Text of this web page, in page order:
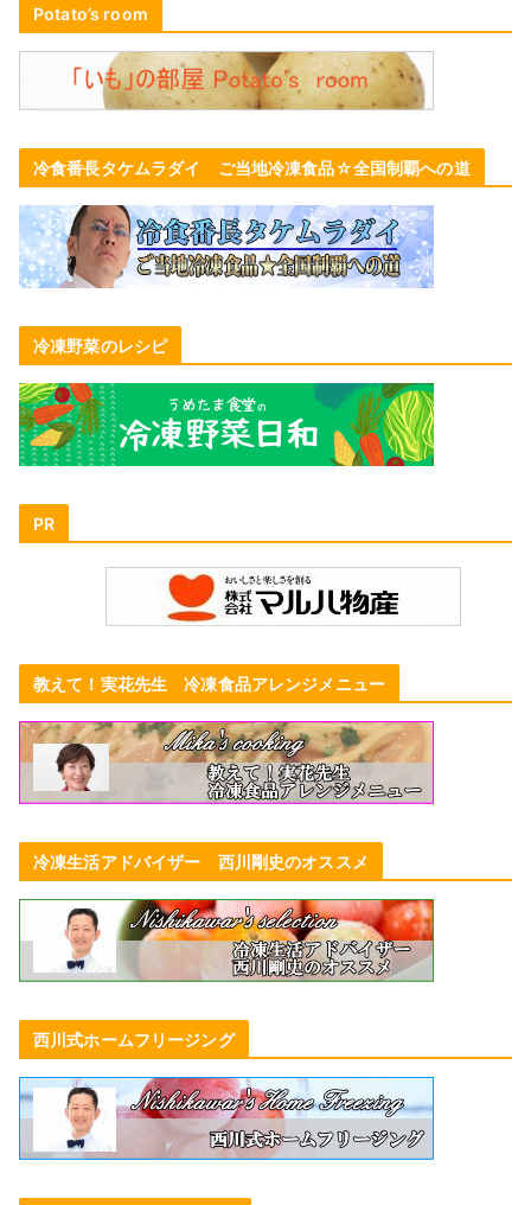
Potato’s room
冷食番長タケムラダイ ご当地冷凍食品☆全国制覇への道
冷凍野菜のレシピ
PR
教えて！実花先生 冷凍食品アレンジメニュー
冷凍生活アドバイザー 西川剛史のオススメ
西川式ホームフリージング